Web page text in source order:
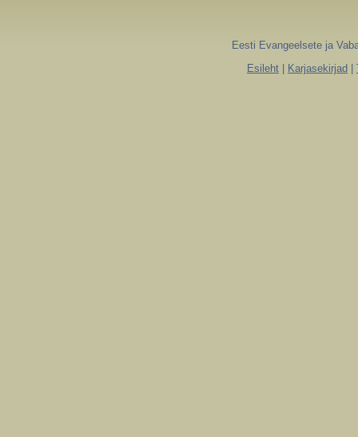
Eesti Evangeelsete ja
Esileht
Karjasekirjad